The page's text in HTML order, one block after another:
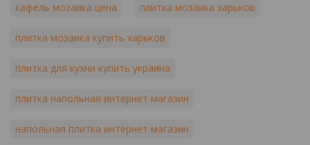
кафель мозаика цена плитка мозаика харьков
плитка мозаика купить харьков
плитка для кухни купить украина
плитка напольная интернет магазин
напольная плитка интернет магазин